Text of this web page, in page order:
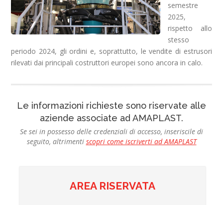
semestre
2025,
rispetto allo
stesso
periodo 2024, gli ordini e, soprattutto, le vendite di estrusori
rilevati dai principali costruttori europei sono ancora in calo.
Le informazioni richieste sono riservate alle
aziende associate ad AMAPLAST.
Se sei in possesso delle credenziali di accesso, inseriscile di
seguito, altrimenti scopri come iscriverti ad AMAPLAST
AREA RISERVATA